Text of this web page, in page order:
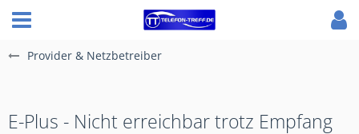
Provider & Netzbetreiber
E-Plus - Nicht erreichbar trotz Empfang